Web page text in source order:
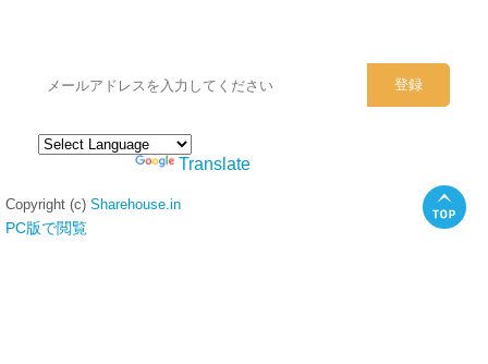
Translate
Copyright (c) Sharehouse.in
PC版で閲覧